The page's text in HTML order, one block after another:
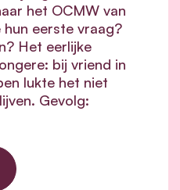
het OCMW van
eerste vraag?
Het eerlijke
bij vriend in
lukte het niet
Gevolg: